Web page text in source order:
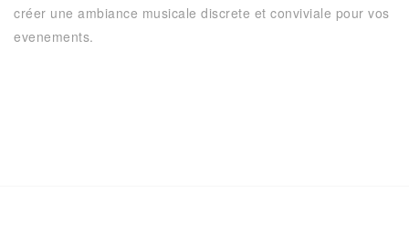
créer une ambiance musicale discrete et conviviale pour vos
evenements.